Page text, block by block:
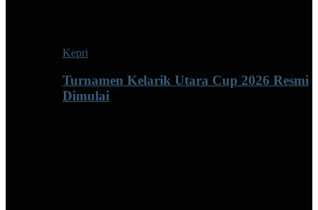
Kepri
Turnamen Kelarik Utara Cup 2026 Resmi
Dimulai